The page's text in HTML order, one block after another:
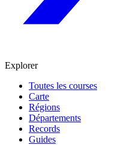
Explorer
Toutes les courses
Carte
Régions
Départements
Records
Guides